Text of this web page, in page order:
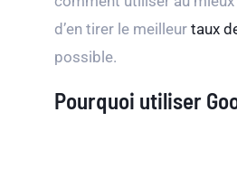
d’en tirer le meilleurtaux
possible.
Pourquoi utiliser